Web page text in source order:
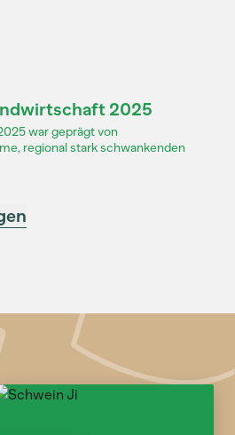
2025
war geprägt von
regional stark schwankenden